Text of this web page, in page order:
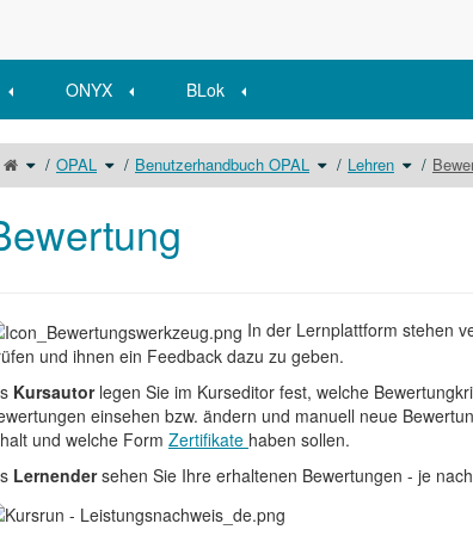
ONYX BLok
Schalte
denübergeordneten
Baum
von
OPAL Schalte
denVerzeichnisbaum
unter
OPAL
Benutzerhandbuch OPAL Schalte
denVerzeichnisbaum
unter
Benutzerhandbuch
Lehren Schalte
den
unter
Lehren
In der Lernplattform stehen
und ihnen ein Feedback dazu zu geben.
Kursautorlegen Sie im Kurseditor fest, welche
einsehen bzw. ändern und manuell neue
und welche Form Zertifikate haben sollen.
Lernendersehen Sie Ihre erhaltenen Bewertungen - je